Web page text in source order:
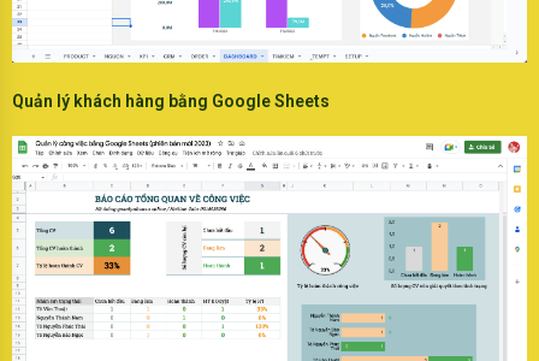
Quản lý khách hàng bằng Google Sheets